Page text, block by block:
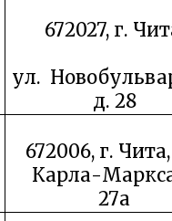
672027, г.
ул.
д. 28
672006, г.
Карла-
27а